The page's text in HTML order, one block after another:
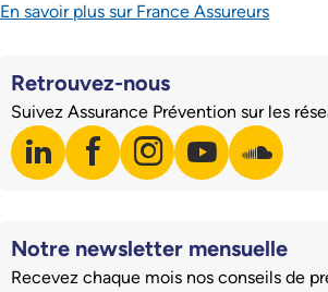
En savoir plus sur France Assureurs
Retrouvez-nous
Suivez Assurance Prévention sur les
linkedin
Visiter notre page LinkedIn
facebook
Visiter notre page Facebook
instagram
Visiter notre page
youtube
Visiter notre
Visiter
Notre newsletter mensuelle
Recevez chaque mois nos conseils de